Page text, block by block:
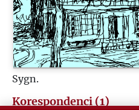
Sygn.
Korespondenci (1)